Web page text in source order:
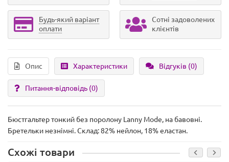
Будь-який варіант
оплати
Сотні задоволених
клієнтів
Опис Характеристики Відгуків (0)
Питання-відповідь (0)
Бюстгальтер тонкий без поролону Lanny Mode, на бавовні.
Бретельки незнімні. Склад: 82% нейлон, 18% еластан.
Схожі товари